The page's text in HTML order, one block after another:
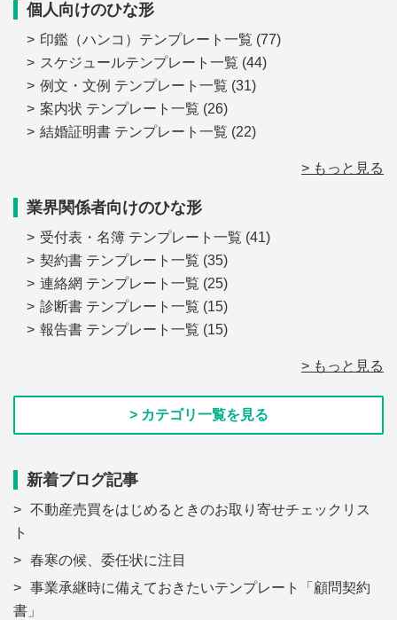
個人向けのひな形
印鑑（ハンコ）テンプレート一覧 (77)
スケジュールテンプレート一覧 (44)
例文・文例 テンプレート一覧 (31)
案内状 テンプレート一覧 (26)
結婚証明書 テンプレート一覧 (22)
> もっと見る
業界関係者向けのひな形
受付表・名簿 テンプレート一覧 (41)
契約書 テンプレート一覧 (35)
連絡網 テンプレート一覧 (25)
診断書 テンプレート一覧 (15)
報告書 テンプレート一覧 (15)
> もっと見る
> カテゴリ一覧を見る
新着ブログ記事
不動産売買をはじめるときのお取り寄せチェックリス
ト
春寒の候、委任状に注目
事業承継時に備えておきたいテンプレート「顧問契約
書」